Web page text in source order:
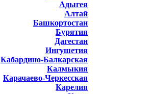
Адыгея
Алтай
Башкортостан
Бурятия
Дагестан
Ингушетия
Кабардино-Балкарская
Калмыкия
Карачаево-Черкесская
Карелия